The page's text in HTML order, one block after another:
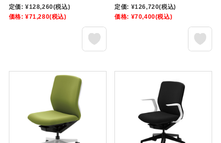
定価: ¥128,260(税込)
価格: ¥71,280(税込)
定価: ¥126,720(税込)
価格: ¥70,400(税込)